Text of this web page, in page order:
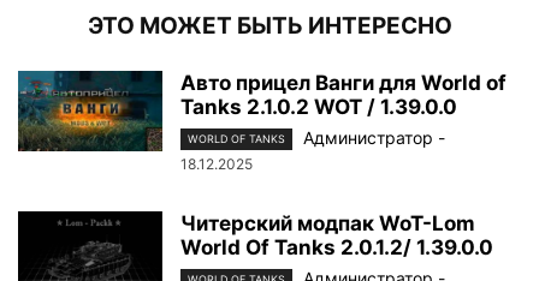
ЭТО МОЖЕТ БЫТЬ ИНТЕРЕСНО
Авто прицел Ванги для World of
Tanks 2.1.0.2 WOT / 1.39.0.0
WORLD OF TANKS Администратор -
18.12.2025
Читерский модпак WoT-Lom
World Of Tanks 2.0.1.2/ 1.39.0.0